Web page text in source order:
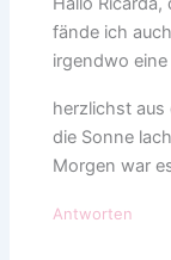
fände ich
irgendwo
herzlichst
die Sonne
Morgen war
Antworten